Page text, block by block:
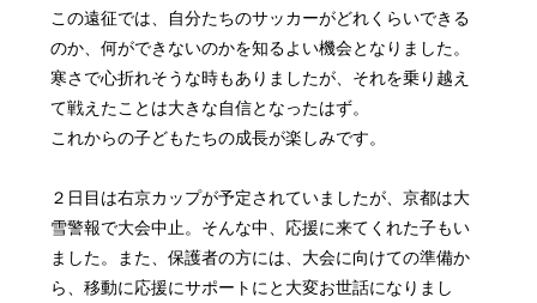
この遠征では、自分たちのサッカーがどれくらいできる
のか、何ができないのかを知るよい機会となりました。
寒さで心折れそうな時もありましたが、それを乗り越え
て戦えたことは大きな自信となったはず。
これからの子どもたちの成長が楽しみです。
２日目は右京カップが予定されていましたが、京都は大
雪警報で大会中止。そんな中、応援に来てくれた子もい
ました。また、保護者の方には、大会に向けての準備か
ら、移動に応援にサポートにと大変お世話になりまし